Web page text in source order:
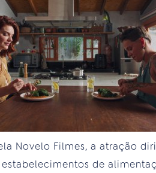
Novelo Filmes, a atração
de